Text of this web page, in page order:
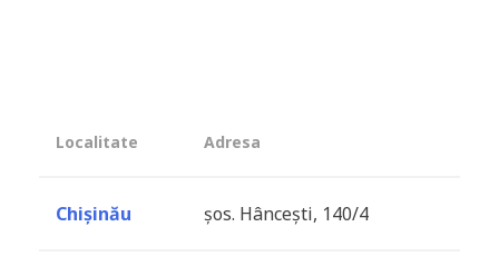
Localitate Adresa
Chișinău șos. Hâncești, 140/4